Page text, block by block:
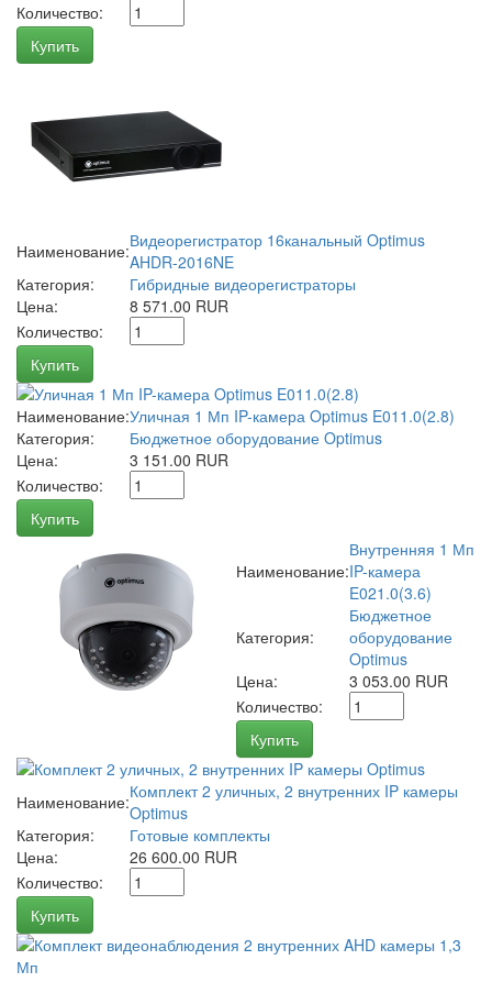
Количество:
Купить
Наименование:Видеорегистратор 16канальный Optimus
AHDR-2016NE
Категория:
Гибридные видеорегистраторы
Цена:
8 571.00 RUR
Количество:
Купить
Наименование:Уличная 1 Мп IP-камера Optimus E011.0(2.8)
Категория:
Бюджетное оборудование Optimus
Цена:
3 151.00 RUR
Количество:
Купить
Наименование:
Внутренняя 1 Мп
IP-камера
E021.0(3.6)
Категория:
Бюджетное
оборудование
Optimus
Цена:
3 053.00 RUR
Количество:
Купить
Наименование:Комплект 2 уличных, 2 внутренних IP камеры
Optimus
Категория:
Готовые комплекты
Цена:
26 600.00 RUR
Количество:
Купить